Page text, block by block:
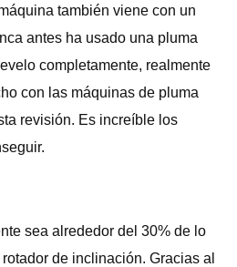
también viene con un
antes ha usado una pluma
completamente, realmente
con las máquinas de pluma
revisión. Es increíble los
sea alrededor del 30% de lo
de inclinación. Gracias al